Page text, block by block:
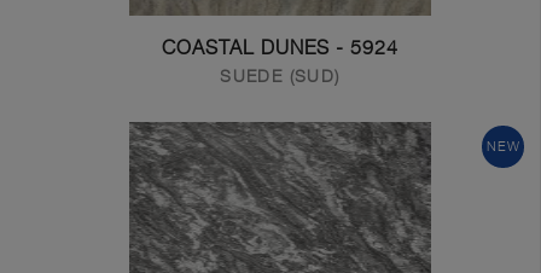
5924 - COASTAL DUNES
SUEDE (SUD)
NEW